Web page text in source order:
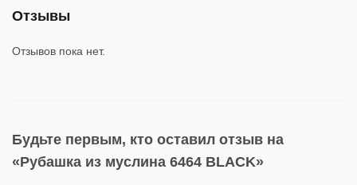
Отзывы
Отзывов пока нет.
Будьте первым, кто оставил отзыв на
«Рубашка из муслина 6464 BLACK»